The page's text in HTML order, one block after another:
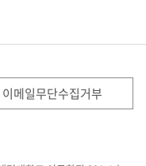
이메일무단수집거부